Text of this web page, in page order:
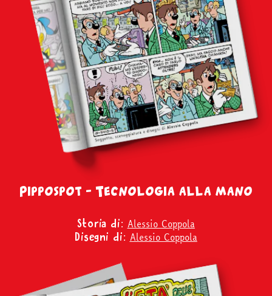
Pippospot – Tecnologia alla mano
Storia di: Alessio Coppola
Disegni di: Alessio Coppola